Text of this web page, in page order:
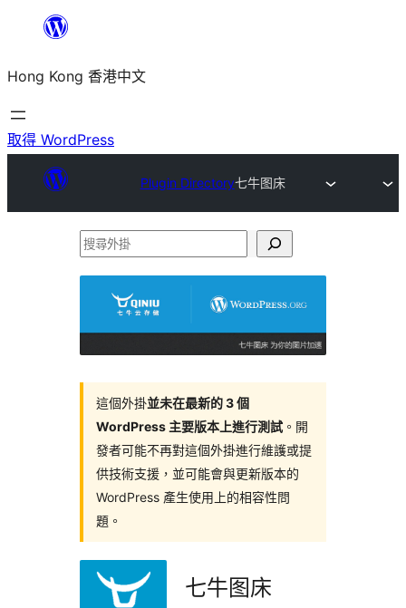
主
要
內
Hong Kong 香港中文
取得 WordPress
Plugin Directory七牛图床
搜
這個外掛並未在最新的 3 個
WordPress 主要版本上進行測試 。開
發者可能不再對這個外掛進行維護或提
供技術支援，並可能會與更新版本的
WordPress 產生使用上的相容性問
題。
七牛图床